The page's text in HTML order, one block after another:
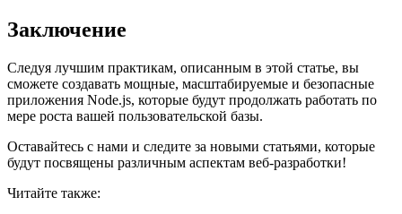
Заключение
Следуя лучшим практикам, описанным в этой статье, вы
сможете создавать мощные, масштабируемые и безопасные
приложения Node.js, которые будут продолжать работать по
мере роста вашей пользовательской базы.
Оставайтесь с нами и следите за новыми статьями, которые
будут посвящены различным аспектам веб-разработки!
Читайте также: